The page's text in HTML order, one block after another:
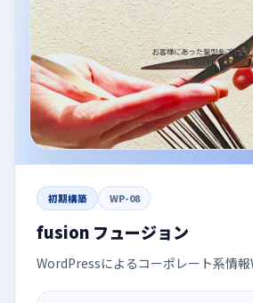
初期構築 WP-08
fusion フュージョン
WordPressによるコーポレート系情報